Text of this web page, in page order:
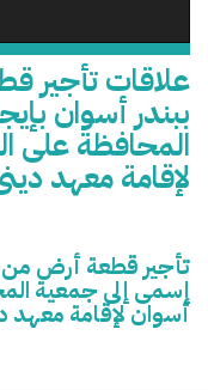
علاقات تأجير
ببندر أسوان
المحافظة على
لإقامة معهد
تأجير قطعة أرض من
إسمى إلى جمعية
أسوان لإقامة معهد